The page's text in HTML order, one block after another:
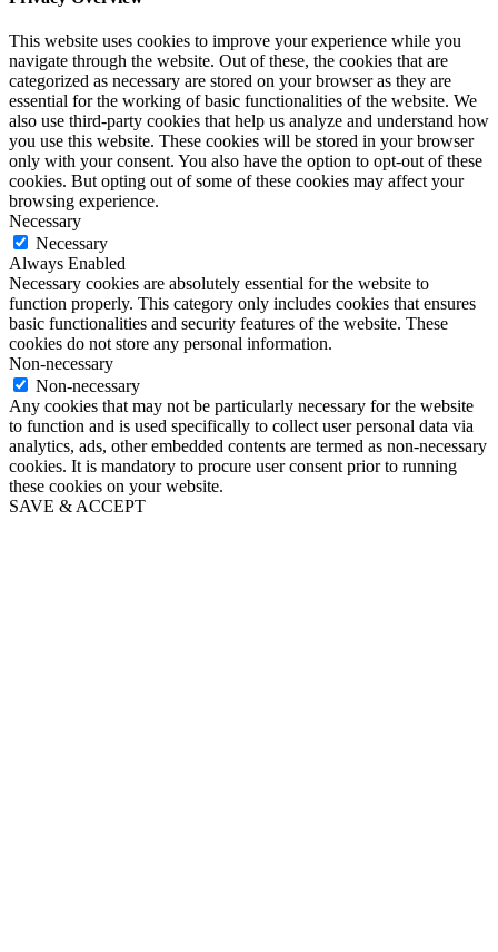
This website uses cookies to improve your experience while you
navigate through the website. Out of these, the cookies that are
categorized as necessary are stored on your browser as they are
essential for the working of basic functionalities of the website. We
also use third-party cookies that help us analyze and understand how
you use this website. These cookies will be stored in your browser
only with your consent. You also have the option to opt-out of these
cookies. But opting out of some of these cookies may affect your
browsing experience.
Necessary
Necessary
Always Enabled
Necessary cookies are absolutely essential for the website to
function properly. This category only includes cookies that ensures
basic functionalities and security features of the website. These
cookies do not store any personal information.
Non-necessary
Non-necessary
Any cookies that may not be particularly necessary for the website
to function and is used specifically to collect user personal data via
analytics, ads, other embedded contents are termed as non-necessary
cookies. It is mandatory to procure user consent prior to running
these cookies on your website.
SAVE & ACCEPT